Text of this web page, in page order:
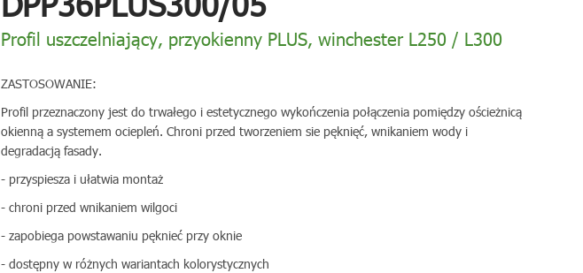
Profil uszczelniający, przyokienny PLUS, winchester L250 / L300
ZASTOSOWANIE:
Profil przeznaczony jest do trwałego i estetycznego wykończenia połączenia pomiędzy ościeżnicą
okienną a systemem ociepleń. Chroni przed tworzeniem sie pęknięć, wnikaniem wody i
degradacją fasady.
- przyspiesza i ułatwia montaż
- chroni przed wnikaniem wilgoci
- zapobiega powstawaniu pęknieć przy oknie
- dostępny w różnych wariantach kolorystycznych